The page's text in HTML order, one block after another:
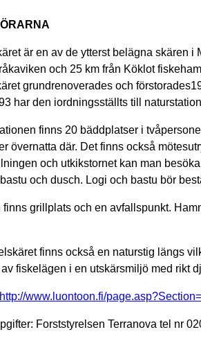
är en av de ytterst belägna skären i
och 25 km från Köklot
grundrenoverades och
har den iordningsställts till
finns 20 bäddplatser i
övernatta där. Det finns också
och utkikstornet kan man
och dusch. Logi och bastu bör
finns grillplats och en avfallspunkt.
finns också en naturstig längs
av fiskelägen i en utskärsmiljö med rikt
http://www.luontoon.fi/
Forststyrelsen Terranova tel nr